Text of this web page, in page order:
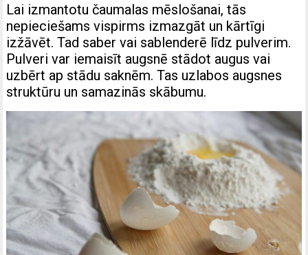
Lai izmantotu čaumalas mēslošanai, tās
nepieciešams vispirms izmazgāt un kārtīgi
izžāvēt. Tad saber vai sablenderē līdz pulverim.
Pulveri var iemaisīt augsnē stādot augus vai
uzbērt ap stādu saknēm. Tas uzlabos augsnes
struktūru un samazinās skābumu.